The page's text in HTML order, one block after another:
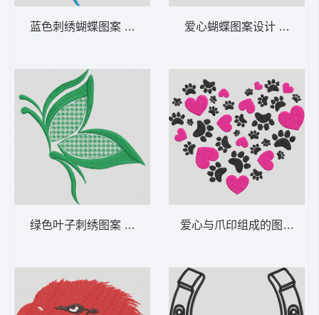
蓝色刺绣蝴蝶图案 优雅的蝴蝶装饰-DST格式
绿色叶子刺绣图案 格子翅蝶-DST格式
爱心蝴蝶图案设计 心之
爱心与爪印组成的图案 爪